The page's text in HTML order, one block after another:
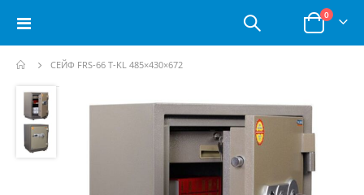
Toggle
Корзина
0позиции
СЕЙФ FRS-66 T-KL 485×430×672
Пропустить
перейти
галереям
изображений